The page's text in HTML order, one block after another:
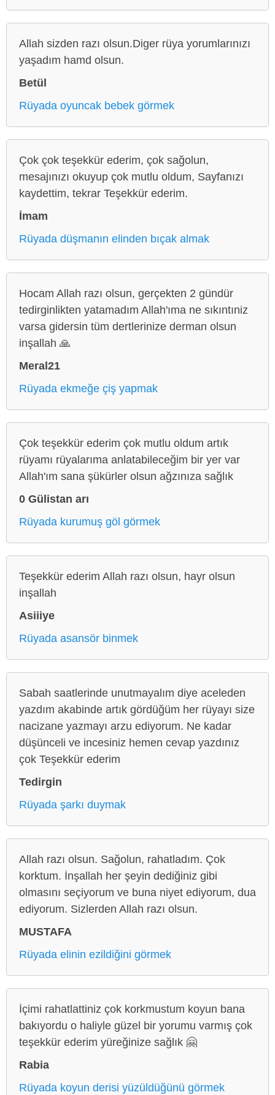
Allah sizden razı olsun.Diger rüya yorumlarınızı
yaşadım hamd olsun.
Betül
Rüyada oyuncak bebek görmek
Çok çok teşekkür ederim, çok sağolun,
mesajınızı okuyup çok mutlu oldum, Sayfanızı
kaydettim, tekrar Teşekkür ederim.
İmam
Rüyada düşmanın elinden bıçak almak
Hocam Allah razı olsun, gerçekten 2 gündür
tedirginlikten yatamadım Allah'ıma ne sıkıntıniz
varsa gidersin tüm dertlerinize derman olsun
inşallah 🙏
Meral21
Rüyada ekmeğe çiş yapmak
Çok teşekkür ederim çok mutlu oldum artık
rüyamı rüyalarıma anlatabileceğim bir yer var
Allah'ım sana şükürler olsun ağzınıza sağlık
0 Gülistan arı
Rüyada kurumuş göl görmek
Teşekkür ederim Allah razı olsun, hayr olsun
inşallah
Asiiiye
Rüyada asansör binmek
Sabah saatlerinde unutmayalım diye aceleden
yazdım akabinde artık gördüğüm her rüyayı size
nacizane yazmayı arzu ediyorum. Ne kadar
düşünceli ve incesiniz hemen cevap yazdınız
çok Teşekkür ederim
Tedirgin
Rüyada şarkı duymak
Allah razı olsun. Sağolun, rahatladım. Çok
korktum. İnşallah her şeyin dediğiniz gibi
olmasını seçiyorum ve buna niyet ediyorum, dua
ediyorum. Sizlerden Allah razı olsun.
MUSTAFA
Rüyada elinin ezildiğini görmek
İçimi rahatlattiniz çok korkmustum koyun bana
bakıyordu o haliyle güzel bir yorumu varmış çok
teşekkür ederim yüreğinize sağlık 🤗
Rabia
Rüyada koyun derisi yüzüldüğünü görmek